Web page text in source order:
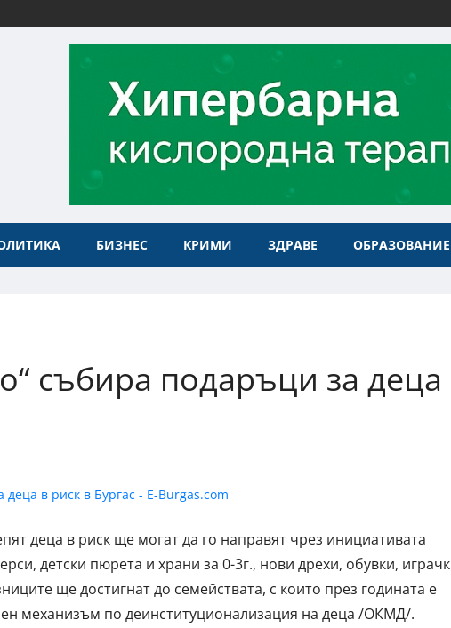
БИЗНЕС КРИМИ ЗДРАВЕ ОБРАЗОВАНИЕ
събира подаръци за деца
деца в риск ще могат да го направят чрез инициативата
детски пюрета и храни за 0-3г., нови дрехи, обувки,
ще достигнат до семействата, с които през годината е
механизъм по деинституционализация на деца /OКМД/.